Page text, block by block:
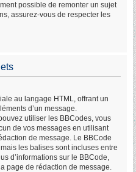
possible de remonter un sujet
assurez-vous de respecter les
au langage HTML, offrant un
d’un message.
utiliser les BBCodes, vous
de vos messages en utilisant
de message. Le BBCode
les balises sont incluses entre
d’informations sur le BBCode,
page de rédaction de message.